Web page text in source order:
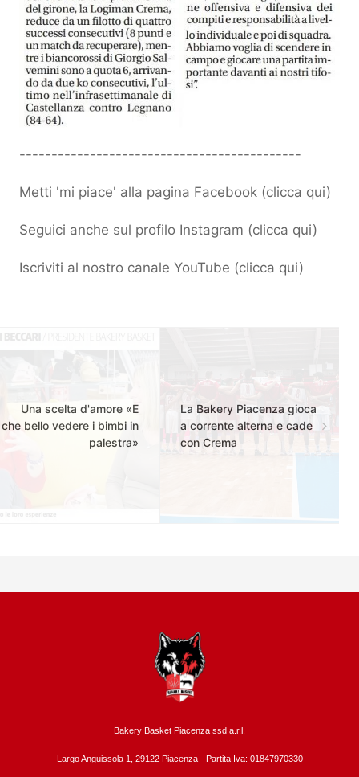
--------------------------------------------
Metti 'mi piace' alla pagina Facebook (clicca qui)
Seguici anche sul profilo Instagram (clicca qui)
Iscriviti al nostro canale YouTube (clicca qui)
Una scelta d'amore «E
che bello vedere i bimbi in
palestra»
La Bakery Piacenza gioca
a corrente alterna e cade
con Crema
Bakery Basket Piacenza ssd a.r.l.
Largo Anguissola 1, 29122 Piacenza - Partita Iva: 01847970330